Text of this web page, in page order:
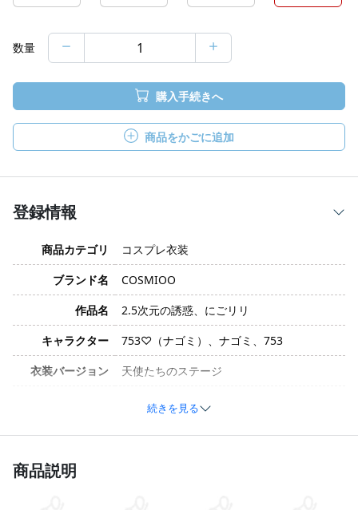
数量
購入手続きへ
商品をかごに追加
登録情報
商品カテゴリ
コスプレ衣装
ブランド名
COSMIOO
作品名
2.5次元の誘惑、にごリリ
キャラクター
753♡（ナゴミ）、ナゴミ、753
衣装バージョン
天使たちのステージ
S、M、L、XL
ポリエステル、コットン、合成皮革、天
続きを見る
商品説明